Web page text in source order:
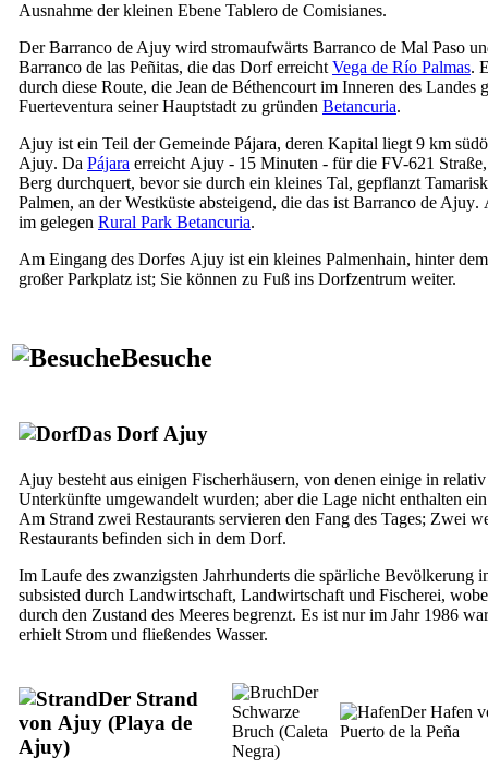
Ausnahme der kleinen Ebene Tablero de Comisianes.
DerBarranco de Ajuy wird stromaufwärts Barranco de Mal Paso
Barranco de las Peñitas, die das Dorf erreicht Vega de Río Palmas.
durch diese Route, die Jean de Béthencourt im Inneren des Landes
Fuerteventura seiner Hauptstadt zu gründen Betancuria.
Ajuy ist ein Teil der Gemeinde Pájara, deren Kapital liegt 9 km
Ajuy. Da Pájara erreicht Ajuy - 15 Minuten - für die FV-621
Berg durchquert, bevor sie durch ein kleines Tal, gepflanzt
Palmen, an der Westküste absteigend, die das ist Barranco de Ajuy.
im gelegen Rural Park Betancuria.
Am Eingang des Dorfes Ajuy ist ein kleines Palmenhain, hinter
großer Parkplatz ist; Sie können zu Fuß ins Dorfzentrum weiter.
Besuche
Das Dorf Ajuy
Ajuy besteht aus einigen Fischerhäusern, von denen einige in
Unterkünfte umgewandelt wurden; aber die Lage nicht enthalten
Am Strand zwei Restaurants servieren den Fang des Tages; Zwei
Restaurants befinden sich in dem Dorf.
Im Laufe des zwanzigsten Jahrhunderts die spärliche Bevölkerung
subsisted durch Landwirtschaft, Landwirtschaft und Fischerei,
durch den Zustand des Meeres begrenzt. Es ist nur im Jahr 1986
erhielt Strom und fließendes Wasser.
Der Strand
von Ajuy (Playa de
Ajuy)
Der
Schwarze
Bruch (Caleta
Negra)
Der Hafen
Puerto de la Peña